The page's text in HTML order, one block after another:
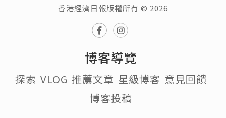
香港經濟日報版權所有 © 2026
博客導覽
探索 VLOG 推薦文章 星級博客 意見回饋
博客投稿